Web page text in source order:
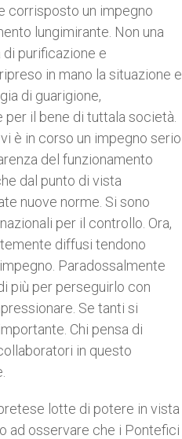
corrisposto un impegno
lungimirante. Non una
purificazione e
in mano la situazione e
di guarigione,
il bene di tuttala società.
è in corso un impegno serio
del funzionamento
dal punto di vista
nuove norme. Si sono
per il controllo. Ora,
diffusi tendono
Paradossalmente
più per perseguirlo con
Se tanti si
Chi pensa di
in questo
lotte di potere in vista
ad osservare che i Pontefici